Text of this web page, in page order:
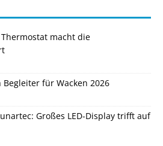
macht die
für Wacken 2026
Großes LED-Display trifft auf